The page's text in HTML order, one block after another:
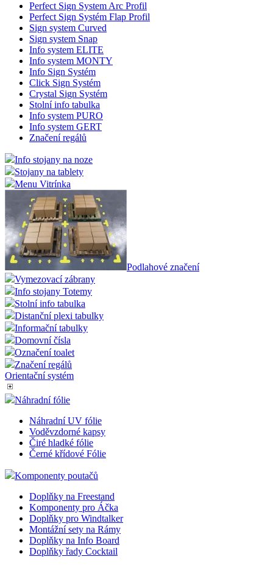
Perfect Sign System Arc Profil
Perfect Sign Systém Flap Profil
Sign system Curved
Sign system Snap
Info system ELITE
Info system MONTY
Info Sign Systém
Click Sign Systém
Crystal Sign Systém
Stolní info tabulka
Info system PURO
Info system GERT
Značení regálů
Info stojany na noze
Stojany na tablety
Menu Vitrínka
Podlahové značení
Vymezovací zábrany
Info stojany Totemy
Stolní info tabulka
Distanční plexi tabulky
Informační tabulky
Domovní čísla
Označení toalet
Značení regálů
Orientační systém
Náhradní fólie
Náhradní UV fólie
Voděvzdorné kapsy
Čiré hladké fólie
Černé křídové Fólie
Komponenty poutačů
Doplňky na Freestand
Komponenty pro Áčka
Doplňky pro Windtalker
Montážní sety na Rámy
Doplňky na Info Board
Doplňky řady Cocktail